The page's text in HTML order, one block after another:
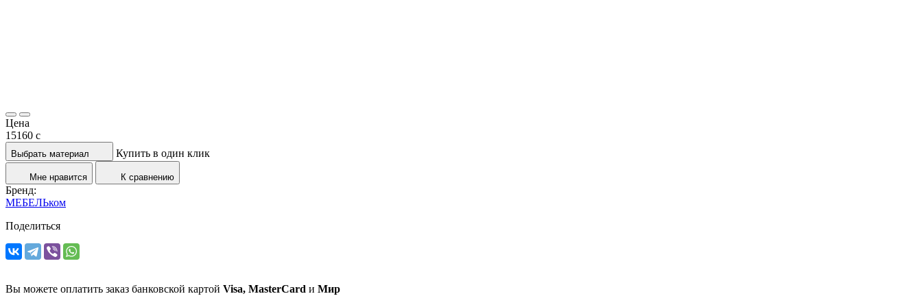
Цена
15160 c
Выбрать материал Купить в один клик
Мне нравится К сравнению
Бренд:
МЕБЕЛЬком
Поделиться
Вы можете оплатить заказ банковской картой Visa, MasterCard и Мир